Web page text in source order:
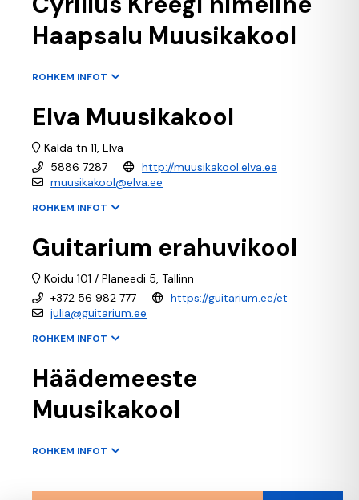
Haapsalu Muusikakool
ROHKEM INFOT
Elva Muusikakool
Kalda tn 11, Elva
5886 7287
http://muusikakool.elva.ee
muusikakool@elva.ee
ROHKEM INFOT
Guitarium erahuvikool
Koidu 101 / Planeedi 5, Tallinn
+372 56 982 777
https://guitarium.ee/et
julia@guitarium.ee
ROHKEM INFOT
Häädemeeste
Muusikakool
ROHKEM INFOT